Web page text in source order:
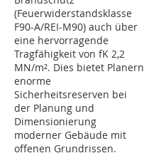
(Feuerwiderstandsklasse
F90-A/REI-M90) auch über
eine hervorragende
Tragfähigkeit von fK 2,2
MN/m². Dies bietet Planern
enorme
Sicherheitsreserven bei
der Planung und
Dimensionierung
moderner Gebäude mit
offenen Grundrissen.